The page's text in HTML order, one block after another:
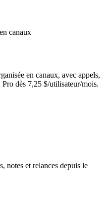
canaux
en canaux, avec appels,
dès 7,25 $/utilisateur/mois.
notes et relances depuis le